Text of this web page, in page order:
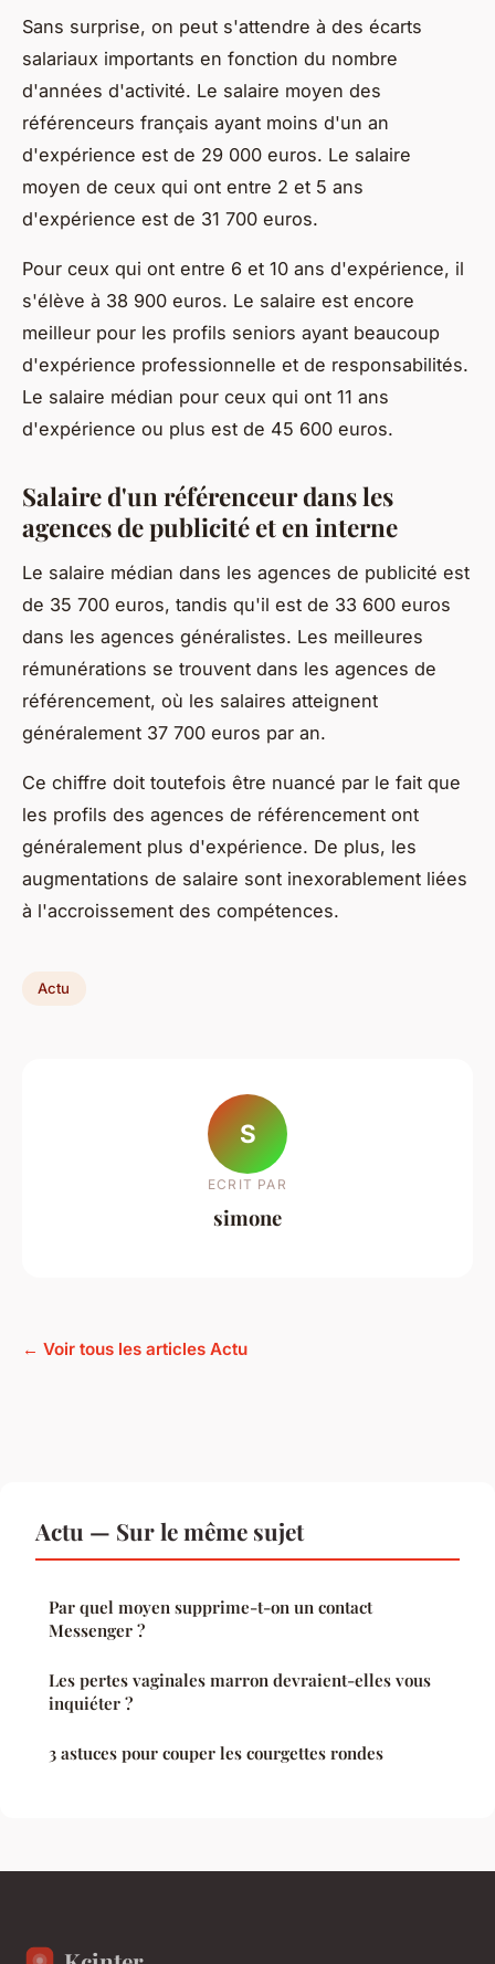
Sans surprise, on peut s'attendre à des écarts
salariaux importants en fonction du nombre
d'années d'activité. Le salaire moyen des
référenceurs français ayant moins d'un an
d'expérience est de 29 000 euros. Le salaire
moyen de ceux qui ont entre 2 et 5 ans
d'expérience est de 31 700 euros.
Pour ceux qui ont entre 6 et 10 ans d'expérience, il
s'élève à 38 900 euros. Le salaire est encore
meilleur pour les profils seniors ayant beaucoup
d'expérience professionnelle et de responsabilités.
Le salaire médian pour ceux qui ont 11 ans
d'expérience ou plus est de 45 600 euros.
Salaire d'un référenceur dans les
agences de publicité et en interne
Le salaire médian dans les agences de publicité est
de 35 700 euros, tandis qu'il est de 33 600 euros
dans les agences généralistes. Les meilleures
rémunérations se trouvent dans les agences de
référencement, où les salaires atteignent
généralement 37 700 euros par an.
Ce chiffre doit toutefois être nuancé par le fait que
les profils des agences de référencement ont
généralement plus d'expérience. De plus, les
augmentations de salaire sont inexorablement liées
à l'accroissement des compétences.
Actu
S
ECRIT PAR
simone
← Voir tous les articles Actu
Actu — Sur le même sujet
Par quel moyen supprime-t-on un contact
Messenger ?
Les pertes vaginales marron devraient-elles vous
inquiéter ?
3 astuces pour couper les courgettes rondes